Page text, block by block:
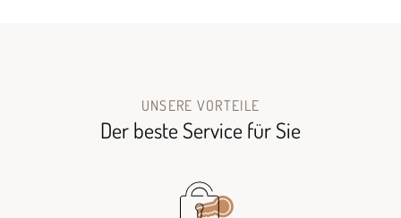
UNSERE VORTEILE
Der beste Service für Sie